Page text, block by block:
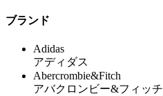
ブランド
Adidas
アディダス
Abercrombie&Fitch
アバクロンビー&フィッチ